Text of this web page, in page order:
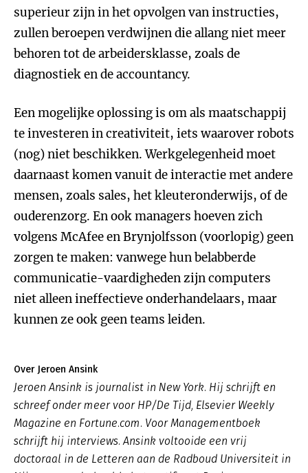
superieur zijn in het opvolgen van instructies,
zullen beroepen verdwijnen die allang niet meer
behoren tot de arbeidersklasse, zoals de
diagnostiek en de accountancy.
Een mogelijke oplossing is om als maatschappij
te investeren in creativiteit, iets waarover robots
(nog) niet beschikken. Werkgelegenheid moet
daarnaast komen vanuit de interactie met andere
mensen, zoals sales, het kleuteronderwijs, of de
ouderenzorg. En ook managers hoeven zich
volgens McAfee en Brynjolfsson (voorlopig) geen
zorgen te maken: vanwege hun belabberde
communicatie-vaardigheden zijn computers
niet alleen ineffectieve onderhandelaars, maar
kunnen ze ook geen teams leiden.
Over Jeroen Ansink
Jeroen Ansink is journalist in New York. Hij schrijft en
schreef onder meer voor HP/De Tijd, Elsevier Weekly
Magazine en Fortune.com. Voor Managementboek
schrijft hij interviews. Ansink voltooide een vrij
doctoraal in de Letteren aan de Radboud Universiteit in